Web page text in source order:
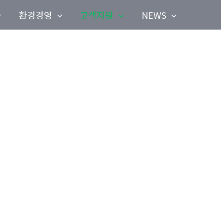
환경경영 고객지원 NEWS